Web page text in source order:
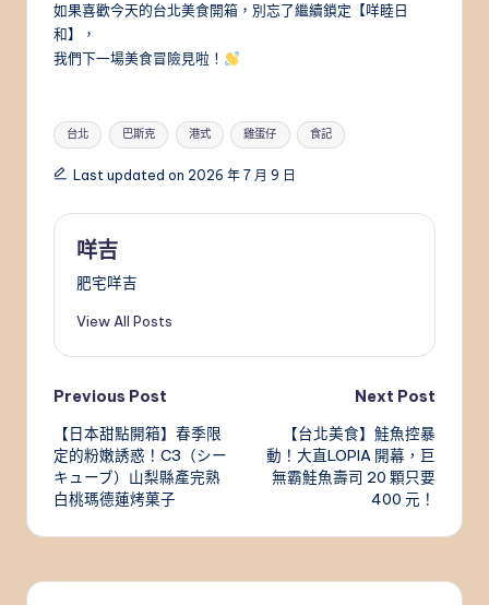
如果喜歡今天的台北美食開箱，別忘了繼續鎖定【咩睦日
和】，
我們下一場美食冒險見啦！
Tags:
台北 巴斯克 港式 雞蛋仔 食記
Last updated on 2026 年 7 月 9 日
咩吉
肥宅咩吉
View All Posts
Post
navigation
Previous Post
【日本甜點開箱】春季限
定的粉嫩誘惑！C3（シー
キューブ）山梨縣產完熟
白桃瑪德蓮烤菓子
Next Post
【台北美食】鮭魚控暴
動！大直LOPIA 開幕，巨
無霸鮭魚壽司 20 顆只要
400 元！